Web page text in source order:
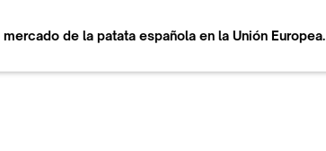
de la patata española en la Unión Europea.